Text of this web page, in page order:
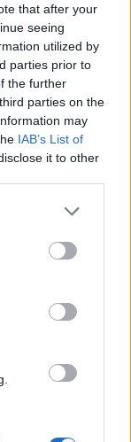
that after your
seeing
utilized by
parties prior to
the further
parties on the
may
IAB’s List of
it to other